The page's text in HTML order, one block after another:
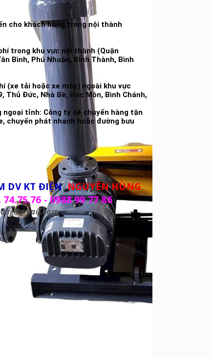
cho khách hàng trong nội thành
trong khu vực nội thành (Quận
Bình, Phú Nhuận, Bình Thành, Bình
(xe tải hoặc xe máy) ngoài khu vực
Thủ Đức, Nhà Bè, Hóc Môn, Bình Chánh,
ngoại tỉnh: Công ty sẽ chuyển hàng tận
chuyển phát nhanh hoặc đường bưu
DV KT ĐIỆNNGUYÊN HÙNG
74.75.76 - 0988 99 77 86